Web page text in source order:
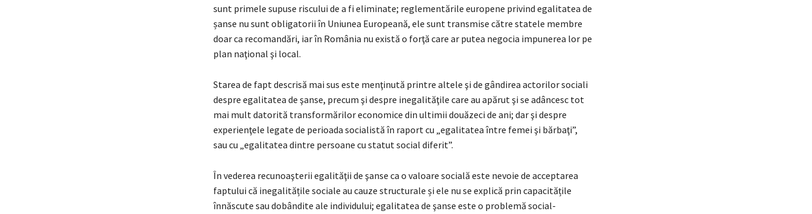
sunt primele supuse riscului de a fi eliminate; reglementările europene privind egalitatea de
șanse nu sunt obligatorii în Uniunea Europeană, ele sunt transmise către statele membre
doar ca recomandări, iar în România nu există o forţă care ar putea negocia impunerea lor pe
plan naţional şi local.
Starea de fapt descrisă mai sus este menţinută printre altele şi de gândirea actorilor sociali
despre egalitatea de şanse, precum şi despre inegalităţile care au apărut şi se adâncesc tot
mai mult datorită transformărilor economice din ultimii douăzeci de ani; dar şi despre
experienţele legate de perioada socialistă în raport cu „egalitatea între femei şi bărbaţi”,
sau cu „egalitatea dintre persoane cu statut social diferit”.
În vederea recunoaşterii egalităţii de şanse ca o valoare socială este nevoie de acceptarea
faptului că inegalitățile sociale au cauze structurale și ele nu se explică prin capacitățile
înnăscute sau dobândite ale individului; egalitatea de şanse este o problemă social-